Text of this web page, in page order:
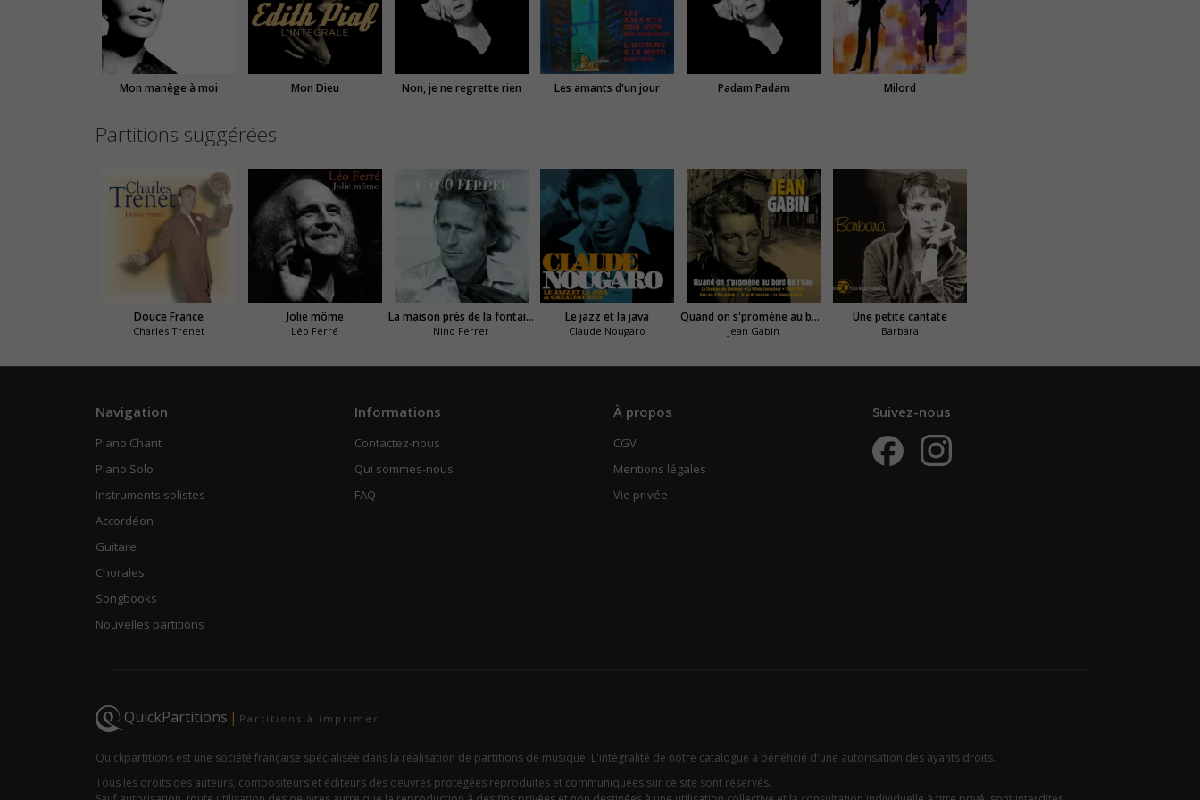
Mon manège à moi Mon Dieu Non, je ne regrette rien Les amants d'un jour Padam Padam Milord
Partitions suggérées
Douce France
Charles Trenet
Jolie môme
Léo Ferré
La maison près de la fontaine
Nino Ferrer
Le jazz et la java
Claude Nougaro
Quand on s'promène au bord de l'eau
Jean Gabin
Une petite cantate
Barbara
Navigation
Piano Chant
Piano Solo
Instruments solistes
Accordéon
Guitare
Chorales
Songbooks
Nouvelles partitions
Informations
Contactez-nous
Qui sommes-nous
FAQ
À propos
CGV
Mentions légales
Vie privée
Suivez-nous
QuickPartitions | Partitions à imprimer
Quickpartitions est une société française spécialisée dans la réalisation de partitions de musique. L'intégralité de notre catalogue a bénéficié d'une autorisation des ayants droits.
Tous les droits des auteurs, compositeurs et éditeurs des oeuvres protégées reproduites et communiquées sur ce site sont réservés.